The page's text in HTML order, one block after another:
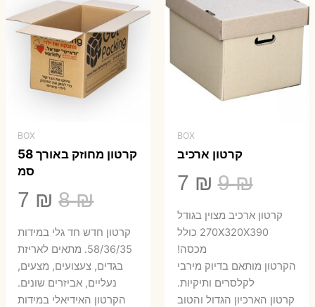
BOX
קרטון ארכיב
9₪
המחיר
המקורי
היה:
9 ₪.
7 ₪
הנוכחי
הוא:
קרטון ארכיב מצוין בגודל
270X320X390 כולל
מכסה!
הקרטון מותאם בדיוק מירבי
לקלסרים ותיקיות.
קרטון הארכיון הגדול והטוב
BOX
קרטון מחוזק באורך 58
סמ
8₪
היה:
8 ₪.
7 ₪
7 ₪.
קרטון חדש חד גלי במידות
58/36/35. מתאים לאריזת
בגדים, צעצועים, מצעים,
נעליים, אביזרים שונים.
הקרטון האידיאלי במידות